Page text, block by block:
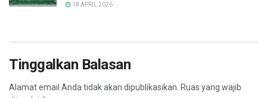
18 APRIL 2026
Tinggalkan Balasan
Alamat email Anda tidak akan dipublikasikan. Ruas yang wajib